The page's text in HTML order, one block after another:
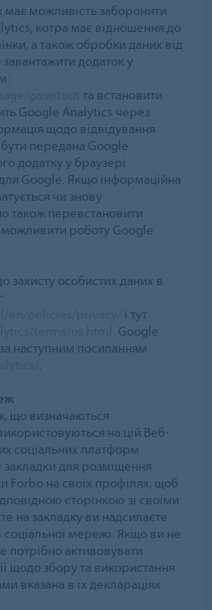
має можливість заборонити
котра має відношення до
а також обробки даних від
додаток у
та встановити
Google Analytics через
щодо відвідування
передана Google
додатку у браузері
Google. Якщо інформаційна
чи знову
також перевстановити
роботу Google
захисту особистих даних в
і тут
. Google
наступним посиланням
що визначаються
на цій Веб-
соціальних платформ
для розміщення
Forbo на своїх профілях, щоб
сторінкою зі своїми
на закладку ви надсилаєте
соціальної мережі. Якщо ви не
потрібно активовувати
щодо збору та використання
вказана в їх деклараціях